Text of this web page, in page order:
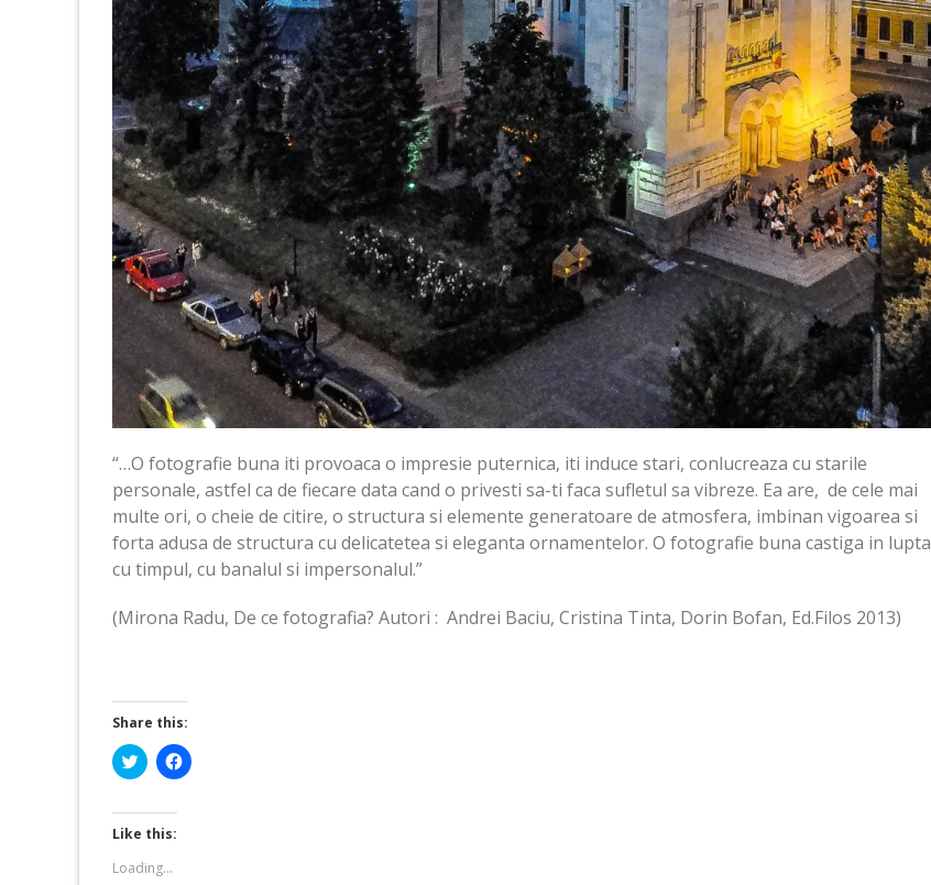
“…O fotografie buna iti provoaca o impresie puternica, iti induce stari, conlucreaza cu starile
personale, astfel ca de fiecare data cand o privesti sa-ti faca sufletul sa vibreze. Ea are, de cele mai
multe ori, o cheie de citire, o structura si elemente generatoare de atmosfera, imbinan vigoarea si
forta adusa de structura cu delicatetea si eleganta ornamentelor. O fotografie buna castiga in lupta
cu timpul, cu banalul si impersonalul.”
(Mirona Radu, De ce fotografia? Autori : Andrei Baciu, Cristina Tinta, Dorin Bofan, Ed.Filos 2013)
Share this:
Click
to
Twitter
(Opens
in
new
window)
Click
to
Like this:
Loading...